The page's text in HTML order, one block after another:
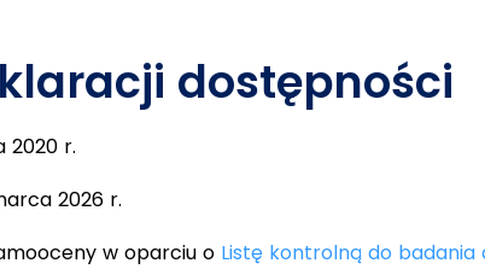
dostępności
2020 r.
2026 r.
w oparciu o Listę kontrolną do